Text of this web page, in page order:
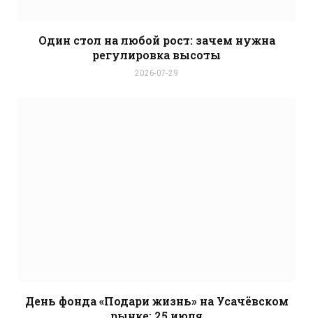
Один стол на любой рост: зачем нужна
регулировка высоты
2026-07-29
День фонда «Подари жизнь» на Усачёвском